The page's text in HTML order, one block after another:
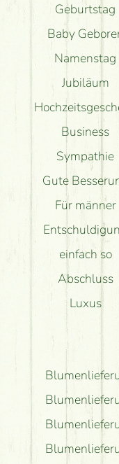
Geburtstag
Baby
Namenstag
Jubiläum
Business
Sympathie
Gute
Für männer
einfach so
Abschluss
Luxus